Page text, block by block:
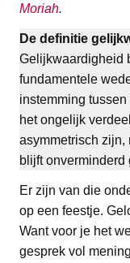
Moriah.
De definitie
Gelijkwaardigheid
fundamentele
instemming
het ongelijk
asymmetrisch zijn,
blijft onverminderd
Er zijn van die
op een feestje.
Want voor je het
gesprek vol